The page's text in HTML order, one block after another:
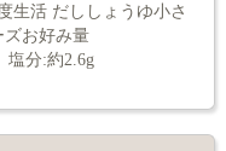
生活 だししょうゆ小さ
ズお好み量
分:約2.6g